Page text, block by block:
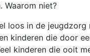
Waarom niet?
loos in de jeugdzorg
kinderen die door
kinderen die ooit